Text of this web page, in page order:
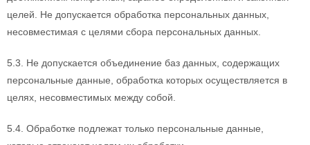
целей. Не допускается обработка персональных данных,
несовместимая с целями сбора персональных данных.
5.3. Не допускается объединение баз данных, содержащих
персональные данные, обработка которых осуществляется в
целях, несовместимых между собой.
5.4. Обработке подлежат только персональные данные,